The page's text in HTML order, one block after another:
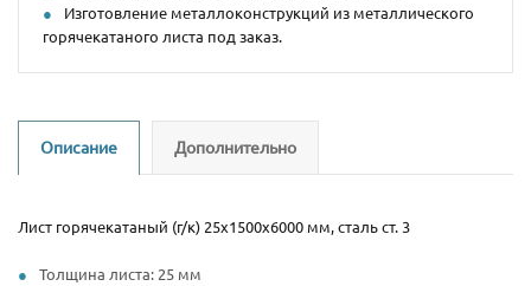
Изготовление металлоконструкций из металлического
горячекатаного листа под заказ.
Описание Дополнительно
Лист горячекатаный (г/к) 25х1500х6000 мм, сталь ст. 3
Толщина листа: 25 мм